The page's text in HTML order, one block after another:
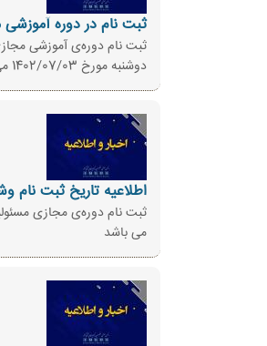
ثبت نام در دوره آموزشی
دوشنبه مورخ 1402/07/03 می‌باشد.
اطلاعیه تاریخ ثبت نام
می باشد